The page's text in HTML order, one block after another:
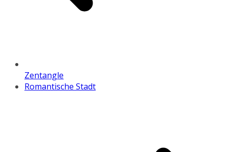
Zentangle
Romantische Stadt